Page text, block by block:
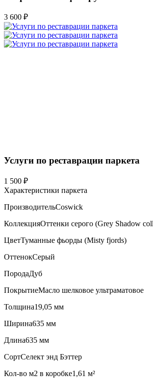
3 600 ₽
Услуги по реставрации паркета
1 500 ₽
Характеристики паркета
ПроизводительCoswick
КоллекцияОттенки серого (Grеy Shadow
ЦветТуманные фьорды (Misty fjords)
ОттенокСерый
ПородаДуб
ПокрытиеМасло шелковое ультраматовое
Толщина19,05 мм
Ширина635 мм
Длина635 мм
СортСелект энд Бэттер
Кол-во м2 в коробке1,61 м²